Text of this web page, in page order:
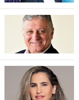
דעות
רכילות
עסקית
קריפטו
ויראלי